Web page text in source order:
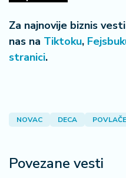
Za najnovije biznis
nas na Tiktoku,
stranici.
NOVAC DECA
Povezane vesti